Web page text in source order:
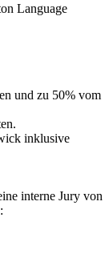
Language
und zu 50% vom
inklusive
interne Jury von